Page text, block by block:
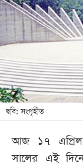
আন্তর্জাতিক
সারাদেশ
বিনোদন
লাইফ
স্টাইল
তথ্যপ্রযুক্তি
ছবি: ‍সংগৃহীত
আজ ১৭
সালের এই